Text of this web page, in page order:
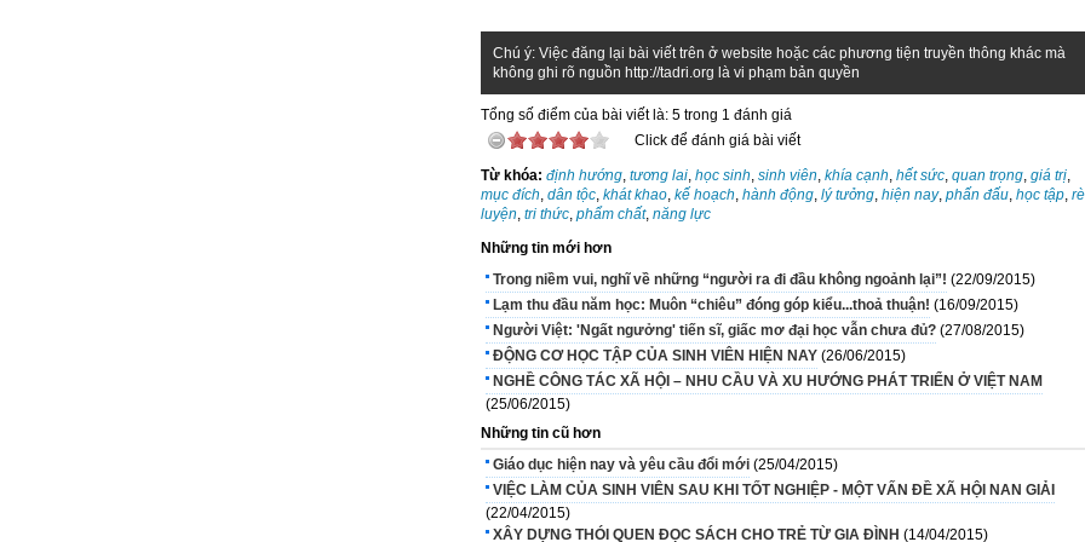
Chú ý: Việc đăng lại bài viết trên ở website hoặc các phương tiện truyền thông khác mà
không ghi rõ nguồn http://tadri.org là vi phạm bản quyền
Tổng số điểm của bài viết là: 5 trong 1 đánh giá
Click để đánh giá bài viết
Từ khóa: định hướng, tương lai, học sinh, sinh viên, khía cạnh, hết sức, quan trọng, giá trị,
mục đích, dân tộc, khát khao, kế hoạch, hành động, lý tưởng, hiện nay, phấn đấu, học tập,
luyện, tri thức, phẩm chất, năng lực
Những tin mới hơn
Trong niềm vui, nghĩ về những “người ra đi đầu không ngoảnh lại”! (22/09/2015)
Lạm thu đầu năm học: Muôn “chiêu” đóng góp kiểu...thoả thuận! (16/09/2015)
Người Việt: 'Ngất ngưởng' tiến sĩ, giấc mơ đại học vẫn chưa đủ? (27/08/2015)
ĐỘNG CƠ HỌC TẬP CỦA SINH VIÊN HIỆN NAY (26/06/2015)
NGHỀ CÔNG TÁC XÃ HỘI – NHU CẦU VÀ XU HƯỚNG PHÁT TRIỂN Ở VIỆT NAM
(25/06/2015)
Những tin cũ hơn
Giáo dục hiện nay và yêu cầu đổi mới (25/04/2015)
VIỆC LÀM CỦA SINH VIÊN SAU KHI TỐT NGHIỆP - MỘT VẤN ĐỀ XÃ HỘI NAN GIẢI
(22/04/2015)
XÂY DỰNG THÓI QUEN ĐỌC SÁCH CHO TRẺ TỪ GIA ĐÌNH (14/04/2015)